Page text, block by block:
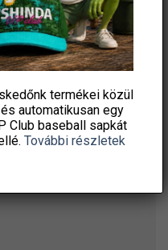
ki
FEL A
termékei közül
automatikusan egy
Club baseball sapkát
További részletek